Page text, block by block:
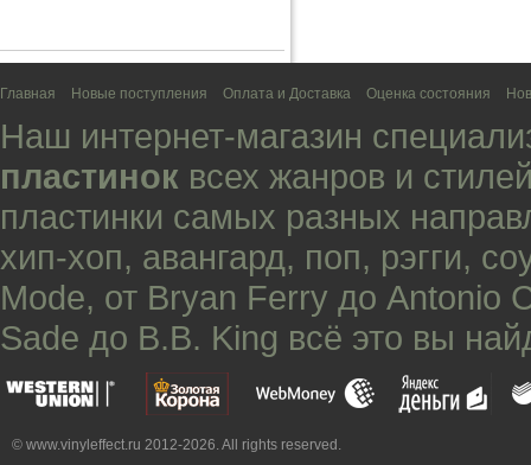
Главная Новые поступления Оплата и Доставка Оценка состояния
Наш интернет-магазин
пластинок всех жанров и
пластинки самых разных
хип-хоп, авангард, поп, рэгги,
Mode, от Bryan Ferry до Antonio
Sade до B.B. King всё это вы
© www.vinyleffect.ru 2012-2026. All rights reserved.